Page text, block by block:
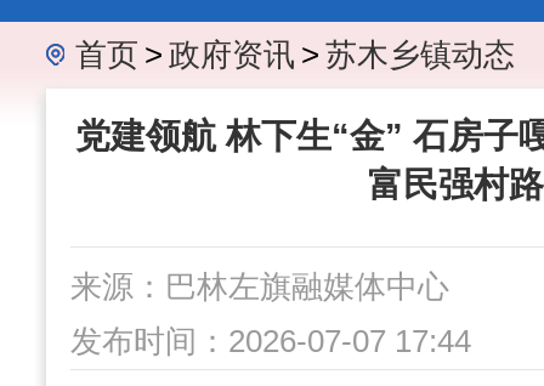
首页 > 政府资讯 > 苏木乡镇动态
党建领航 林下生“金” 石房子
富民强村路
来源：巴林左旗融媒体中心
发布时间：2026-07-07 17:44